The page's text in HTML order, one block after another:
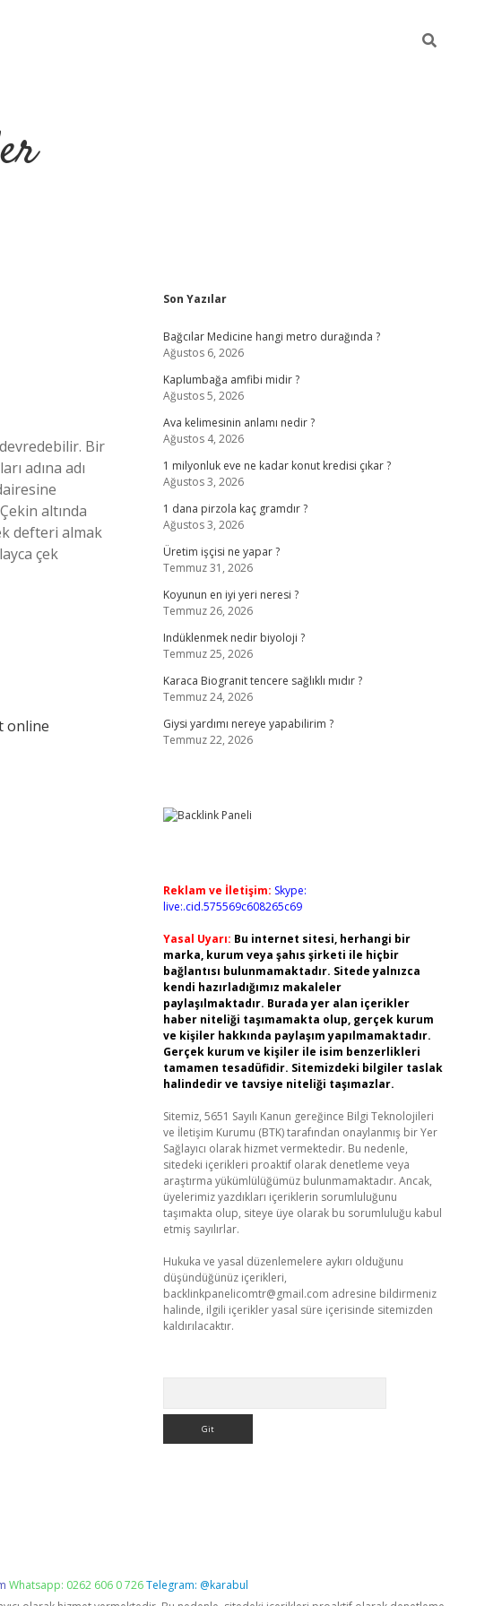
Bir
adına adı
altında
defteri almak
çek
online
Sidebar
Son Yazılar
Bağcılar Medicine hangi metro durağında ?
Ağustos 6, 2026
Kaplumbağa amfibi midir ?
Ağustos 5, 2026
Ava kelimesinin anlamı nedir ?
Ağustos 4, 2026
1 milyonluk eve ne kadar konut kredisi çıkar ?
Ağustos 3, 2026
1 dana pirzola kaç gramdır ?
Ağustos 3, 2026
Üretim işçisi ne yapar ?
Temmuz 31, 2026
Koyunun en iyi yeri neresi ?
Temmuz 26, 2026
Indüklenmek nedir biyoloji ?
Temmuz 25, 2026
Karaca Biogranit tencere sağlıklı mıdır ?
Temmuz 24, 2026
Giysi yardımı nereye yapabilirim ?
Temmuz 22, 2026
Reklam ve İletişim: Skype:
live:.cid.575569c608265c69
Yasal Uyarı: Bu internet sitesi, herhangi bir
marka, kurum veya şahıs şirketi ile hiçbir
bağlantısı bulunmamaktadır. Sitede yalnızca
kendi hazırladığımız makaleler
paylaşılmaktadır. Burada yer alan içerikler
haber niteliği taşımamakta olup, gerçek kurum
ve kişiler hakkında paylaşım yapılmamaktadır.
Gerçek kurum ve kişiler ile isim benzerlikleri
tamamen tesadüfidir. Sitemizdeki bilgiler taslak
halindedir ve tavsiye niteliği taşımazlar.
Sitemiz, 5651 Sayılı Kanun gereğince Bilgi Teknolojileri
ve İletişim Kurumu (BTK) tarafından onaylanmış bir Yer
Sağlayıcı olarak hizmet vermektedir. Bu nedenle,
sitedeki içerikleri proaktif olarak denetleme veya
araştırma yükümlülüğümüz bulunmamaktadır. Ancak,
üyelerimiz yazdıkları içeriklerin sorumluluğunu
taşımakta olup, siteye üye olarak bu sorumluluğu kabul
etmiş sayılırlar.
Hukuka ve yasal düzenlemelere aykırı olduğunu
düşündüğünüz içerikleri,
backlinkpanelicomtr@gmail.com adresine bildirmeniz
halinde, ilgili içerikler yasal süre içerisinde sitemizden
kaldırılacaktır.
Whatsapp: 0262 606 0 726Telegram: @karabul